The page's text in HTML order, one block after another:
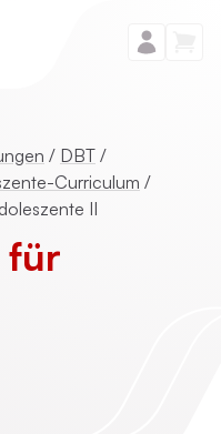
/ DBT /
Curriculum /
II
für